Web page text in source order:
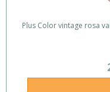
Plus Color vintage rosa